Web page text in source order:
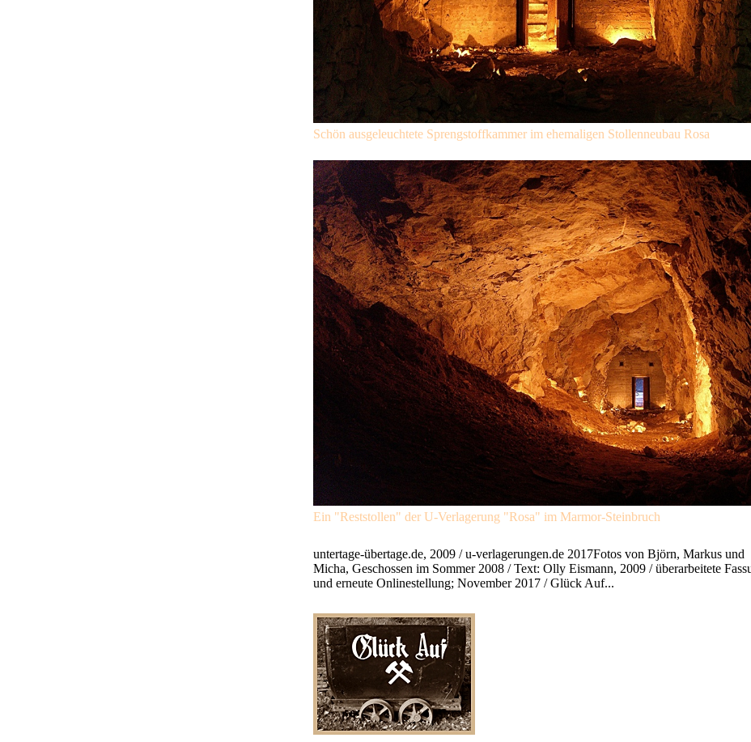
Schön ausgeleuchtete Sprengstoffkammer im ehemaligen Stollenneubau Rosa
Ein "Reststollen" der U-Verlagerung "Rosa" im Marmor-Steinbruch
untertage-übertage.de, 2009 / u-verlagerungen.de 2017Fotos von Björn, Markus und
Micha, Geschossen im Sommer 2008 / Text: Olly Eismann, 2009 / überarbeitete
und erneute Onlinestellung; November 2017 / Glück Auf...